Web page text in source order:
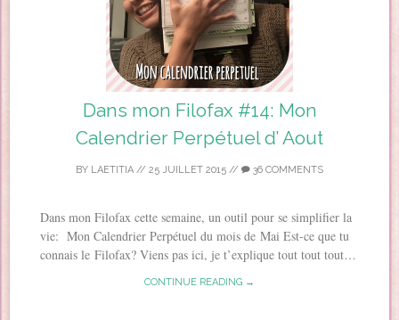
Dans mon Filofax #14: Mon
Calendrier Perpétuel d’ Aout
BY LAETITIA // 25 JUILLET 2015 // 36 COMMENTS
Dans mon Filofax cette semaine, un outil pour se simplifier la
vie: Mon Calendrier Perpétuel du mois de Mai Est-ce que tu
connais le Filofax? Viens pas ici, je t’explique tout tout tout…
CONTINUE READING →